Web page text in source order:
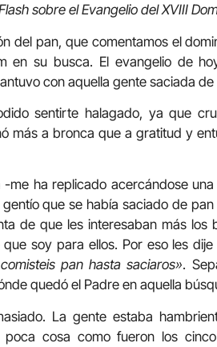
sobre el Evangelio del XVIII
del pan, que comentamos el
en su busca. El evangelio de
con aquella gente saciada
sentirte halagado, ya que
más a bronca que a gratitud y
me ha replicado acercándose
que se había saciado de
de que les interesaban más los
soy para ellos. Por eso les
pan hasta saciaros».
quedó el Padre en aquella
La gente estaba
poca cosa como fueron los